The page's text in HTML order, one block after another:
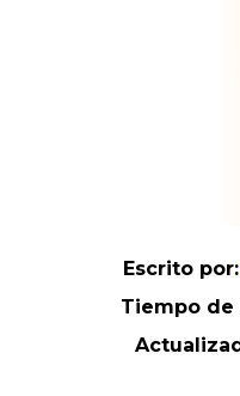
Escrito por:
Tiempo de